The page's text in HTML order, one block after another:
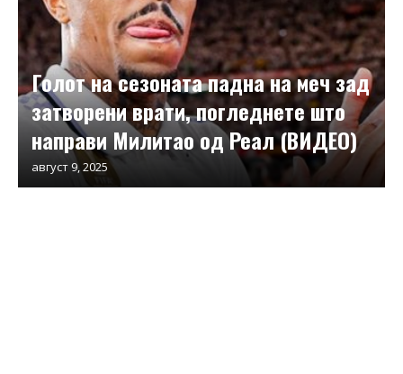
Голот на сезоната падна на меч зад
затворени врати, погледнете што
направи Милитао од Реал (ВИДЕО)
август 9, 2025